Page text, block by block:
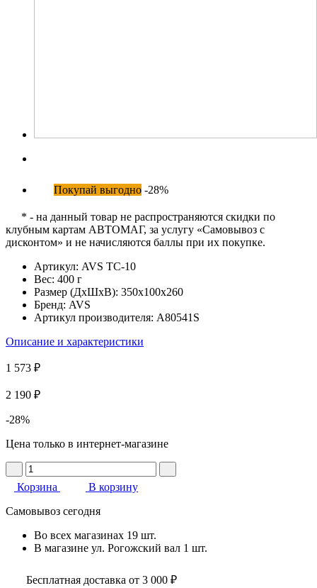
Покупай выгодно -28%
* - на данный товар не распространяются скидки по
клубным картам АВТОМАГ, за услугу «Самовывоз с
дисконтом» и не начисляются баллы при их покупке.
Артикул: AVS TC-10
Вес: 400 г
Размер (ДхШхВ): 350x100x260
Бренд: AVS
Артикул производителя: A80541S
Описание и характеристики
1 573 ₽
2 190 ₽
-28%
Цена только в интернет-магазине
Корзина
В корзину
Самовывоз сегодня
Во всех магазинах 19 шт.
В магазине ул. Рогожский вал 1 шт.
Бесплатная доставка от 3 000 ₽